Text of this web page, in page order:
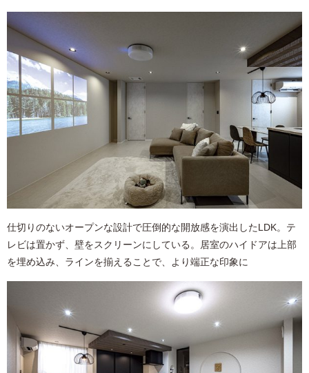
仕切りのないオープンな設計で圧倒的な開放感を演出したLDK。テ
レビは置かず、壁をスクリーンにしている。居室のハイドアは上部
を埋め込み、ラインを揃えることで、より端正な印象に